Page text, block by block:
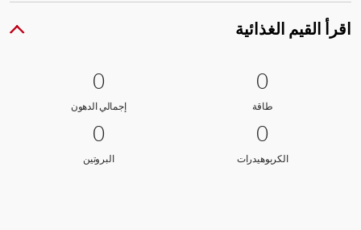
اقرأ القيم الغذائية
0 طاقة
0
0
طاقةطاقة
0 إجمالي الدهون
0
إجمالي الدهونإجمالي الدهون
0 الكربوهيدرات
0
0
الكربوهيدراتالكربوهيدرات
0 البروتين
0
البروتين